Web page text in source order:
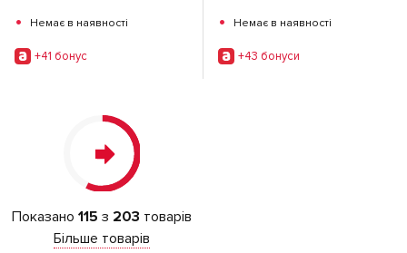
• Немає в наявності
+41 бонус
• Немає в наявності
+43 бонуси
Показано 115 з 203 товарів
Більше товарів